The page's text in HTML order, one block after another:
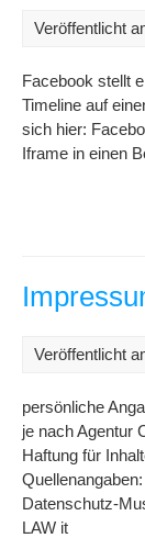
Veröffentlicht
Facebook stellt
Timeline auf
sich hier:
Iframe in einen
Veröffentlicht
persönliche
je nach Agentur
Haftung für
Datenschutz-
LAW it